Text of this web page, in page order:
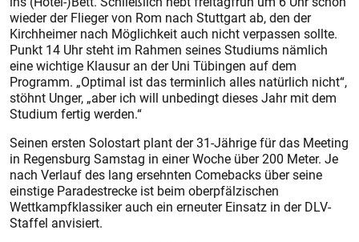
wieder der Flieger von Rom nach Stutt­gart ab, den der
Kirchheimer nach Möglichkeit auch nicht verpassen sollte.
Punkt 14 Uhr steht im Rahmen seines Studiums nämlich
eine wichtige Klausur an der Uni Tübingen auf dem
Programm. „Optimal ist das terminlich alles natürlich nicht“,
stöhnt Unger, „aber ich will unbedingt dieses Jahr mit dem
Studium fertig werden.“
Seinen ersten Solostart plant der 31-Jährige für das Meeting
in Regensburg Samstag in einer Woche über 200 Meter. Je
nach Verlauf des lang ersehnten Comebacks über seine
eins­tige Paradestrecke ist beim oberpfälzischen
Wettkampfklassiker auch ein erneuter Einsatz in der DLV-
Staffel anvisiert.